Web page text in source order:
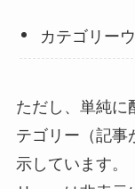
カテゴリー
ただし、単純に
テゴリー（記事
示しています。